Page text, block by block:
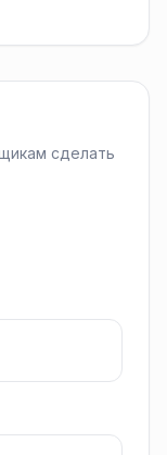
сделать